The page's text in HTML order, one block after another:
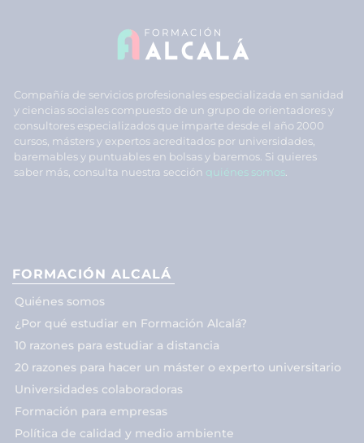
Compañía de servicios profesionales especializada en sanidad
y ciencias sociales compuesto de un grupo de orientadores y
consultores especializados que imparte desde el año 2000
cursos, másters y expertos acreditados por universidades,
baremables y puntuables en bolsas y baremos. Si quieres
saber más, consulta nuestra sección quiénes somos
FORMACIÓN ALCALÁ
Quiénes somos
¿Por qué estudiar en Formación Alcalá?
10 razones para estudiar a distancia
20 razones para hacer un máster o experto universitario
Universidades colaboradoras
Formación para empresas
Política de calidad y medio ambiente